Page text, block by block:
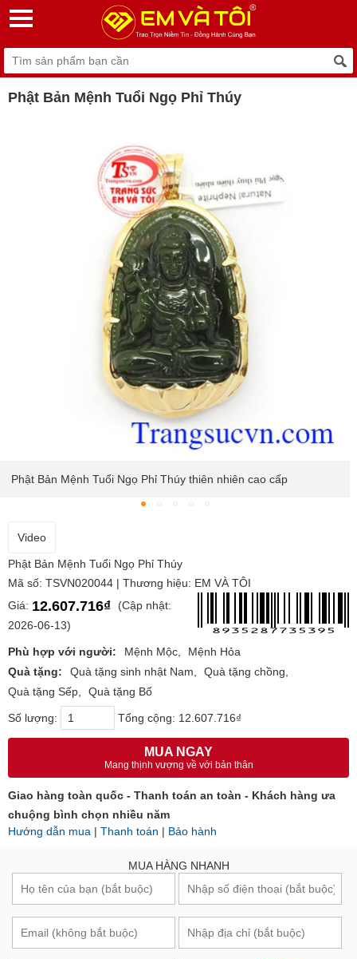
Phật Bản Mệnh Tuổi Ngọ Phỉ Thúy
Phật Bản Mệnh Tuổi Ngọ Phỉ Thúy thiên nhiên cao cấp
Video
Phật Bản Mệnh Tuổi Ngọ Phỉ Thúy
Mã số: TSVN020044 | Thương hiệu: EM VÀ TÔI
Giá: 12.607.716₫
(Cập nhật:
2026-06-13)
Phù hợp với người: Mệnh Mộc
Mệnh Hỏa
Quà tặng:
Quà tặng sinh nhật Nam
Quà tặng chồng
Quà tặng Sếp
Quà tặng Bố
Số lượng: Tổng cộng: 12.607.716₫
MUA NGAY
Mang thịnh vượng về với bản thân
Giao hàng toàn quốc - Thanh toán an toàn - Khách hàng ưa
chuộng bình chọn nhiều năm
Hướng dẫn mua | Thanh toán | Bảo hành
MUA HÀNG NHANH